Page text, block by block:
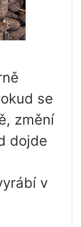
se
změní
dojde
v